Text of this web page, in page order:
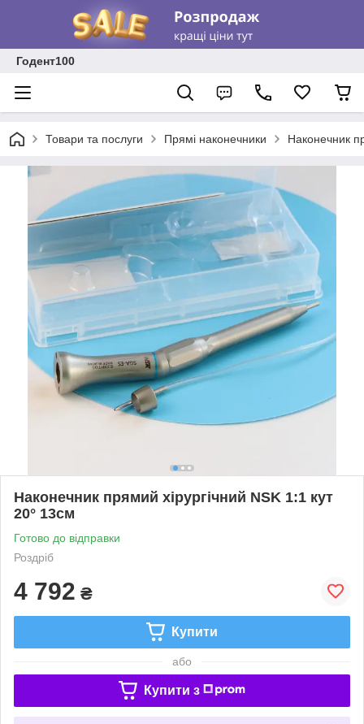
Годент100
Товари та послуги Прямі наконечники Наконечник
Наконечник прямий хірургічний NSK 1:1 кут
20° 13см
Готово до відправки
Роздріб
4 792 ₴
Купити
або
Купити з